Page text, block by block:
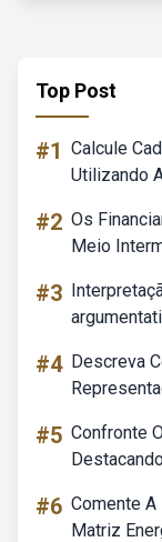
Top Post
#1 Calcule
Utilizando
#2 Os
Meio
#3
#4 Descreva
#5 Confronte
#6 Comente
Matriz